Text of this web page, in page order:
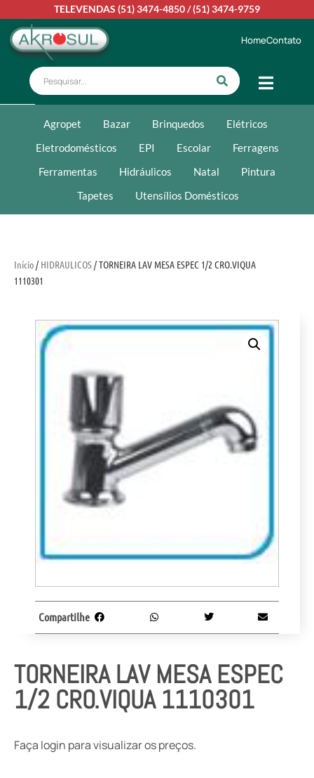
TELEVENDAS (51) 3474-4850/(51) 3474-9759
HomeContato
Agropet Bazar Brinquedos
Elétricos
Eletrodomésticos
EPI Escolar
Ferragens
Ferramentas
Hidráulicos Natal
Pintura
Tapetes
Utensílios Domésticos
Início/ HIDRAULICOS/ TORNEIRA LAV MESA ESPEC 1/2 CRO.VIQUA
1110301
TORNEIRA LAV MESA ESPEC
1/2 CRO.VIQUA 1110301
Faça login para visualizar os preços.
Compartilhe